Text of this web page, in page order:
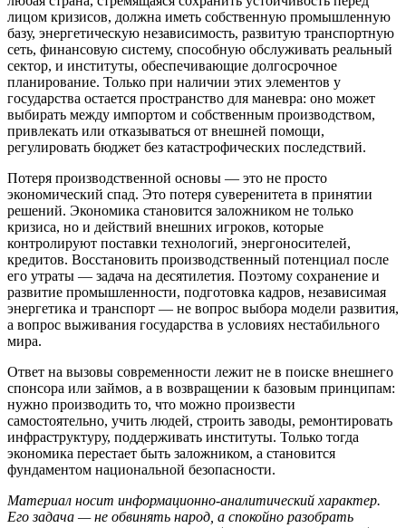
лицом кризисов, должна иметь собственную промышленную
базу, энергетическую независимость, развитую транспортную
сеть, финансовую систему, способную обслуживать реальный
сектор, и институты, обеспечивающие долгосрочное
планирование. Только при наличии этих элементов у
государства остается пространство для маневра: оно может
выбирать между импортом и собственным производством,
привлекать или отказываться от внешней помощи,
регулировать бюджет без катастрофических последствий.
Потеря производственной основы — это не просто
экономический спад. Это потеря суверенитета в принятии
решений. Экономика становится заложником не только
кризиса, но и действий внешних игроков, которые
контролируют поставки технологий, энергоносителей,
кредитов. Восстановить производственный потенциал после
его утраты — задача на десятилетия. Поэтому сохранение и
развитие промышленности, подготовка кадров, независимая
энергетика и транспорт — не вопрос выбора модели развития,
а вопрос выживания государства в условиях нестабильного
мира.
Ответ на вызовы современности лежит не в поиске внешнего
спонсора или займов, а в возвращении к базовым принципам:
нужно производить то, что можно произвести
самостоятельно, учить людей, строить заводы, ремонтировать
инфраструктуру, поддерживать институты. Только тогда
экономика перестает быть заложником, а становится
фундаментом национальной безопасности.
Материал носит информационно-аналитический характер.
Его задача — не обвинять народ, а спокойно разобрать